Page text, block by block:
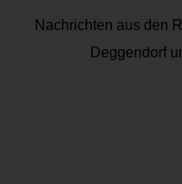
Nachrichten aus den
Deggendorf